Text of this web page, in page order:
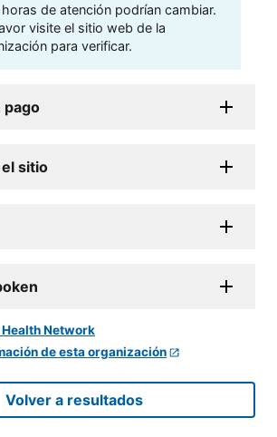
horas de atención podrían cambiar.
visite el sitio web de la
para verificar.
pago
sitio
de esta organización
Volver a resultados